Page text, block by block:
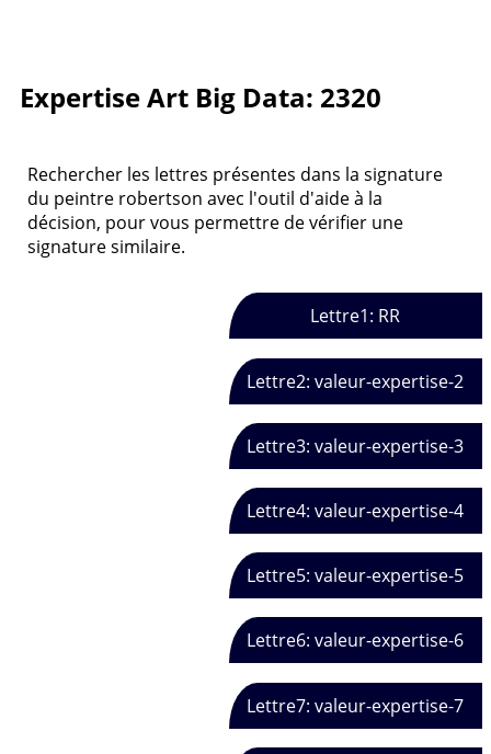
Expertise Art Big Data: 2320
Rechercher les lettres présentes dans la signature
du peintre robertson avec l'outil d'aide à la
décision, pour vous permettre de vérifier une
signature similaire.
Lettre1: RR
Lettre2: valeur-expertise-2
Lettre3: valeur-expertise-3
Lettre4: valeur-expertise-4
Lettre5: valeur-expertise-5
Lettre6: valeur-expertise-6
Lettre7: valeur-expertise-7